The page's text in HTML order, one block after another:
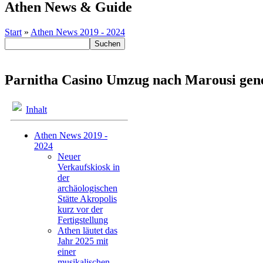
Athen News & Guide
Start » Athen News 2019 - 2024
Parnitha Casino Umzug nach Marousi
Inhalt
Athen News 2019 -
2024
Neuer
Verkaufskiosk in
der
archäologischen
Stätte Akropolis
kurz vor der
Fertigstellung
Athen läutet das
Jahr 2025 mit
einer